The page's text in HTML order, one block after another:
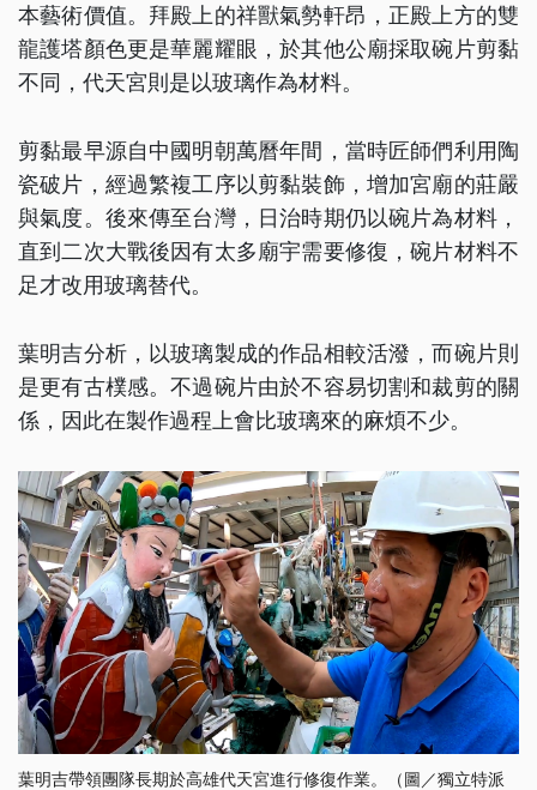
本藝術價值。拜殿上的祥獸氣勢軒昂，正殿上方的雙
龍護塔顏色更是華麗耀眼，於其他公廟採取碗片剪黏
不同，代天宮則是以玻璃作為材料。
剪黏最早源自中國明朝萬曆年間，當時匠師們利用陶
瓷破片，經過繁複工序以剪黏裝飾，增加宮廟的莊嚴
與氣度。後來傳至台灣，日治時期仍以碗片為材料，
直到二次大戰後因有太多廟宇需要修復，碗片材料不
足才改用玻璃替代。
葉明吉分析，以玻璃製成的作品相較活潑，而碗片則
是更有古樸感。不過碗片由於不容易切割和裁剪的關
係，因此在製作過程上會比玻璃來的麻煩不少。
葉明吉帶領團隊長期於高雄代天宮進行修復作業。（圖／獨立特派